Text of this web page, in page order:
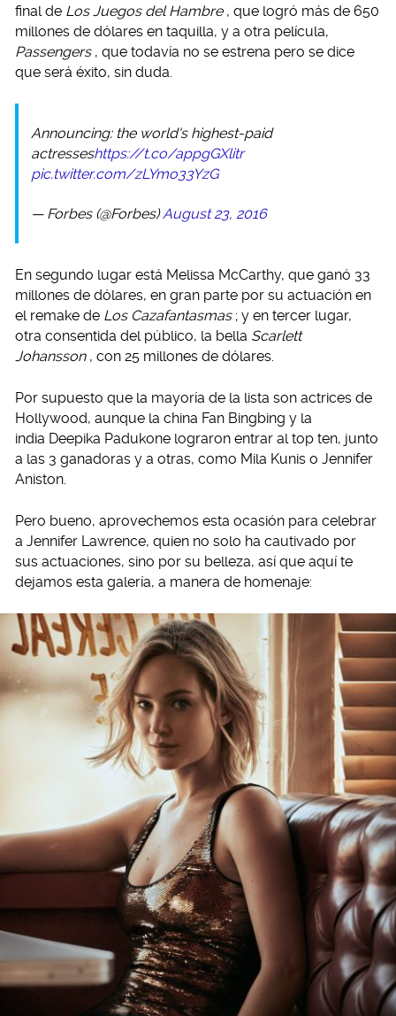
final de Los Juegos del Hambre , que logró más de 650
millones de dólares en taquilla, y a otra película,
Passengers , que todavía no se estrena pero se dice
que será éxito, sin duda.
Announcing: the world's highest-paid
actresseshttps://t.co/appgGXlitr
pic.twitter.com/zLYmo33YzG
— Forbes (@Forbes)August 23, 2016
En segundo lugar está Melissa McCarthy, que ganó 33
millones de dólares, en gran parte por su actuación en
el remake de Los Cazafantasmas ; y en tercer lugar,
otra consentida del público, la bella Scarlett
Johansson , con 25 millones de dólares.
Por supuesto que la mayoría de la lista son actrices de
Hollywood, aunque la china Fan Bingbing y la
india Deepika Padukone lograron entrar al top ten, junto
a las 3 ganadoras y a otras, como Mila Kunis o Jennifer
Aniston.
Pero bueno, aprovechemos esta ocasión para celebrar
a Jennifer Lawrence, quien no solo ha cautivado por
sus actuaciones, sino por su belleza, así que aquí te
dejamos esta galería, a manera de homenaje: